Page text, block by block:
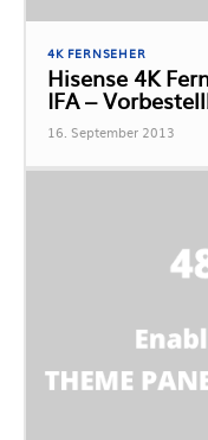
4K FERNSEHER
Hisense 4K
IFA –
16. September 2013